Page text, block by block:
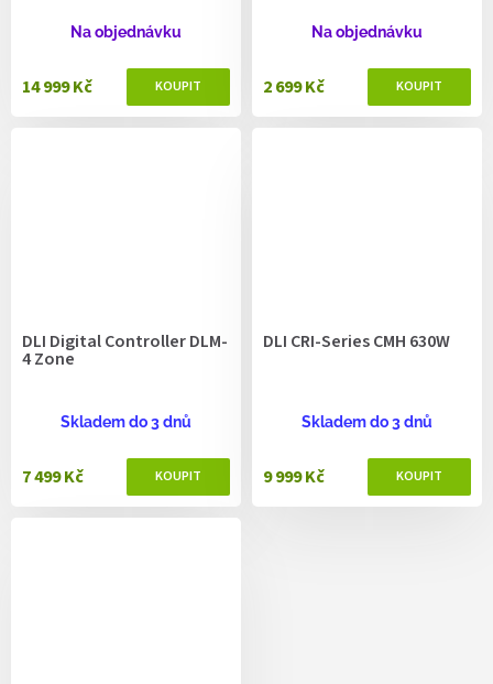
Na objednávku
14 999 Kč
Na objednávku
2 699 Kč
DLI Digital Controller DLM-
4 Zone
Skladem do 3 dnů
7 499 Kč
DLI CRI-Series CMH 630W
Skladem do 3 dnů
9 999 Kč